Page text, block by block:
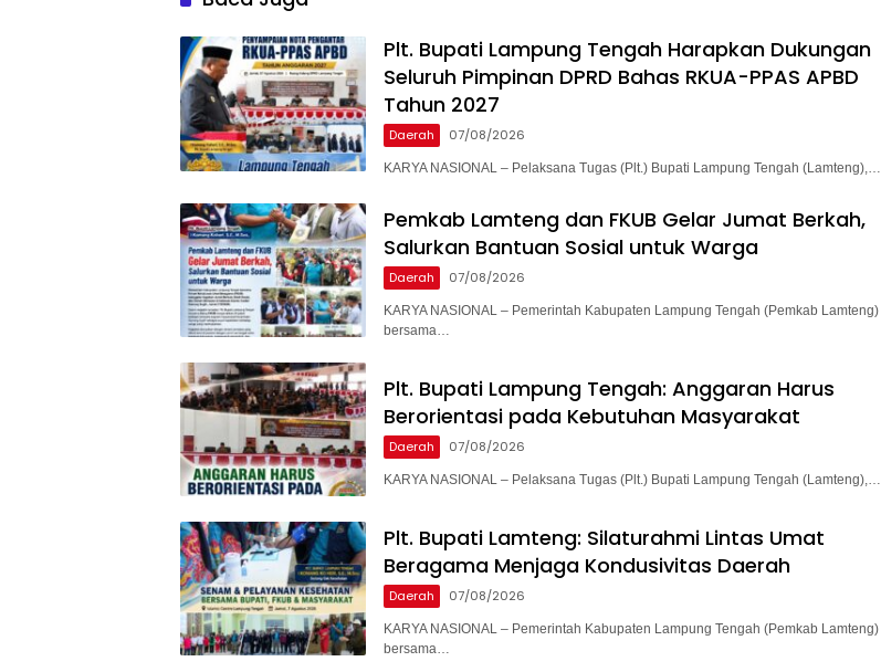
Plt. Bupati Lampung Tengah Harapkan Dukungan
Seluruh Pimpinan DPRD Bahas RKUA-PPAS APBD
Tahun 2027
Daerah 07/08/2026
KARYA NASIONAL – Pelaksana Tugas (Plt.) Bupati Lampung Tengah (Lamteng),…
Pemkab Lamteng dan FKUB Gelar Jumat Berkah,
Salurkan Bantuan Sosial untuk Warga
Daerah 07/08/2026
KARYA NASIONAL – Pemerintah Kabupaten Lampung Tengah (Pemkab Lamteng)
bersama…
Plt. Bupati Lampung Tengah: Anggaran Harus
Berorientasi pada Kebutuhan Masyarakat
Daerah 07/08/2026
KARYA NASIONAL – Pelaksana Tugas (Plt.) Bupati Lampung Tengah (Lamteng),…
Plt. Bupati Lamteng: Silaturahmi Lintas Umat
Beragama Menjaga Kondusivitas Daerah
Daerah 07/08/2026
KARYA NASIONAL – Pemerintah Kabupaten Lampung Tengah (Pemkab Lamteng)
bersama…